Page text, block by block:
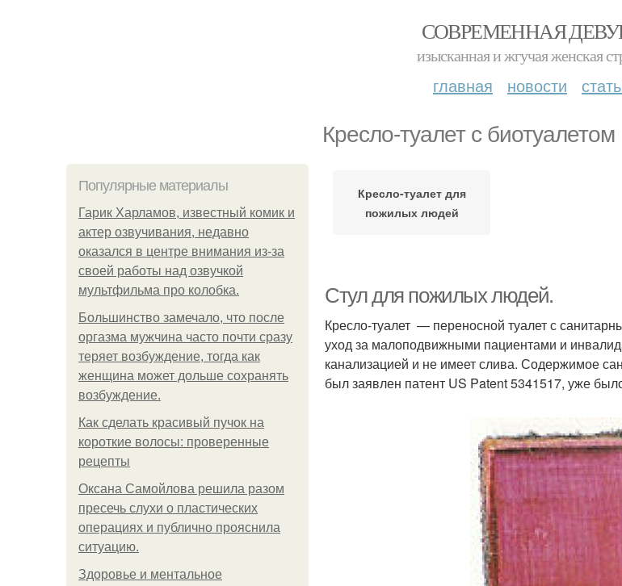
СОВРЕМЕННАЯ
изысканная и жгучая женская
главная новости
Кресло-туалет с биотуалетом
Популярные материалы
Гарик Харламов, известный комик и
актер озвучивания, недавно
оказался в центре внимания из-за
своей работы над озвучкой
мультфильма про колобка.
Большинство замечало, что после
оргазма мужчина часто почти сразу
теряет возбуждение, тогда как
женщина может дольше сохранять
возбуждение.
Как сделать красивый пучок на
короткие волосы: проверенные
рецепты
Оксана Самойлова решила разом
пресечь слухи о пластических
операциях и публично прояснила
ситуацию.
Здоровье и ментальное
Кресло-туалет для
пожилых людей
Стул для пожилых людей.
Кресло-туалет — переносной туалет с
уход за малоподвижными пациентами и
канализацией и не имеет слива. Содержимое
был заявлен патент US Patent 5341517, уже